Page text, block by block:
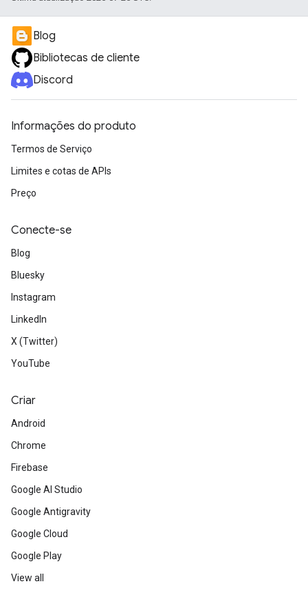
Blog
Bibliotecas de cliente
Discord
Informações do produto
Termos de Serviço
Limites e cotas de APIs
Preço
Conecte-se
Blog
Bluesky
Instagram
LinkedIn
X (Twitter)
YouTube
Criar
Android
Chrome
Firebase
Google AI Studio
Google Antigravity
Google Cloud
Google Play
View all